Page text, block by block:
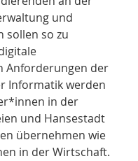
und
sollen so zu
Anforderungen der
Informatik werden
in der
und Hansestadt
übernehmen wie
in der Wirtschaft.